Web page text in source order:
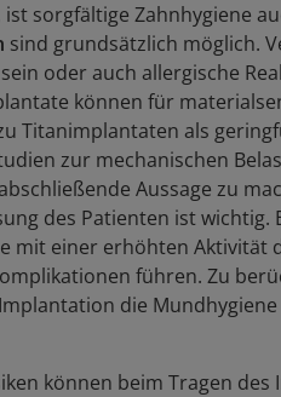
sorgfältige Zahnhygiene
sind grundsätzlich möglich.
oder auch allergische
können für
Titanimplantaten als
zur mechanischen
Aussage zu
des Patienten ist wichtig.
mit einer erhöhten Aktivität
führen. Zu
die
können beim Tragen des